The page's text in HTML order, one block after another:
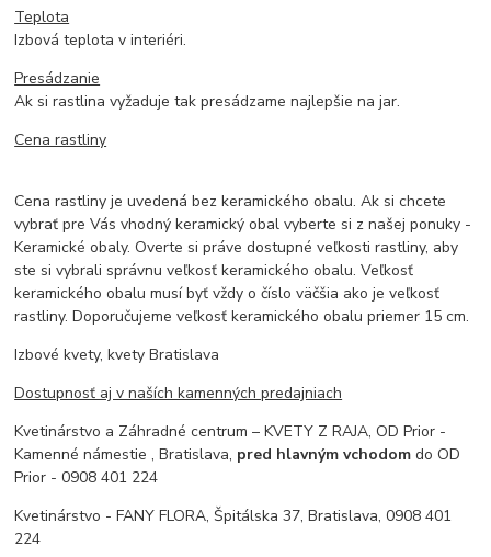
Teplota
Izbová teplota v interiéri.
Presádzanie
Ak si rastlina vyžaduje tak presádzame najlepšie na jar.
Cena rastliny
Cena rastliny je uvedená bez keramického obalu. Ak si chcete
vybrať pre Vás vhodný keramický obal vyberte si z našej ponuky -
Keramické obaly. Overte si práve dostupné veľkosti rastliny, aby
ste si vybrali správnu veľkosť keramického obalu. Veľkosť
keramického obalu musí byť vždy o číslo väčšia ako je veľkosť
rastliny. Doporučujeme veľkosť keramického obalu priemer 15 cm.
Izbové kvety, kvety Bratislava
Dostupnosť aj v naších kamenných predajniach
Kvetinárstvo a Záhradné centrum – KVETY Z RAJA, OD Prior -
Kamenné námestie , Bratislava, pred hlavným vchodom do OD
Prior - 0908 401 224
Kvetinárstvo - FANY FLORA, Špitálska 37, Bratislava, 0908 401
224